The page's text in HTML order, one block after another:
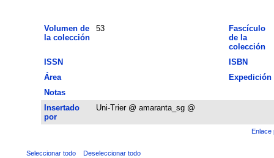
Volumen de
la colección
53
Fascículo
de la
colección
ISSN
ISBN
Área
Expedición
Notas
Insertado
por
Uni-Trier @ amaranta_sg @
Enlace
Seleccionar todo Deseleccionar todo